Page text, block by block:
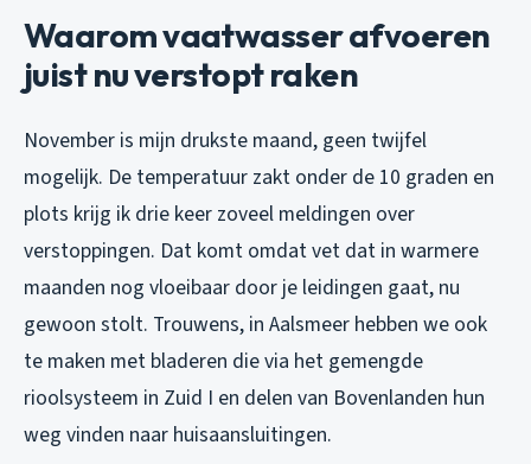
Waarom vaatwasser afvoeren
juist nu verstopt raken
November is mijn drukste maand, geen twijfel
mogelijk. De temperatuur zakt onder de 10 graden en
plots krijg ik drie keer zoveel meldingen over
verstoppingen. Dat komt omdat vet dat in warmere
maanden nog vloeibaar door je leidingen gaat, nu
gewoon stolt. Trouwens, in Aalsmeer hebben we ook
te maken met bladeren die via het gemengde
rioolsysteem in Zuid I en delen van Bovenlanden hun
weg vinden naar huisaansluitingen.